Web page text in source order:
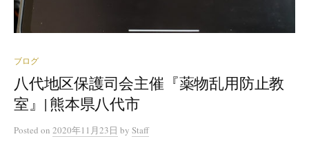
ブログ
八代地区保護司会主催『薬物乱用防止教
室』| 熊本県八代市
Posted on 2020年11月23日 by Staff